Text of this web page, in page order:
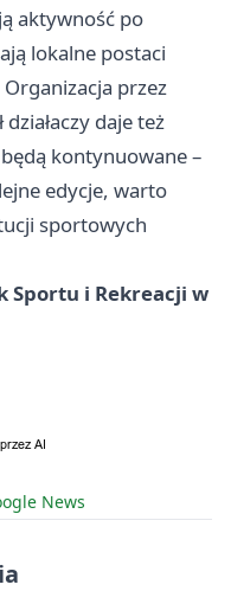
aktywność po
lokalne postaci
przez
działaczy daje też
kontynuowane –
edycje, warto
sportowych
Sportu i Rekreacji w
News